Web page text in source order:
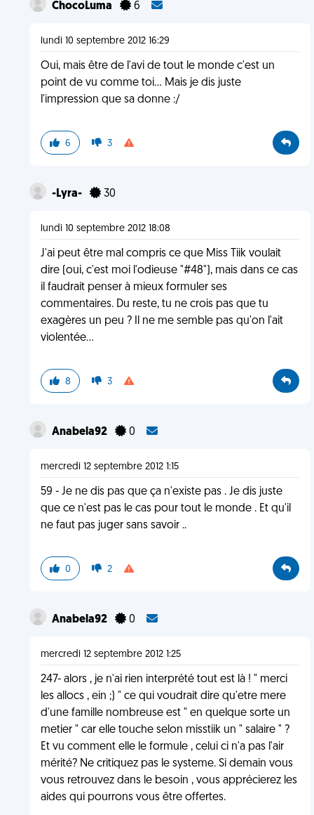
ChocoLuma 6
lundi 10 septembre 2012 16:29
Oui, mais être de l'avi de tout le monde c'est un
point de vu comme toi... Mais je dis juste
l'impression que sa donne :/
6 3
-Lyra- 30
lundi 10 septembre 2012 18:08
J'ai peut être mal compris ce que Miss Tiik voulait
dire (oui, c'est moi l'odieuse "#48"), mais dans ce cas
il faudrait penser à mieux formuler ses
commentaires. Du reste, tu ne crois pas que tu
exagères un peu ? Il ne me semble pas qu'on l'ait
violentée...
8 3
Anabela92 0
mercredi 12 septembre 2012 1:15
59 - Je ne dis pas que ça n'existe pas . Je dis juste
que ce n'est pas le cas pour tout le monde . Et qu'il
ne faut pas juger sans savoir ..
0 2
Anabela92 0
mercredi 12 septembre 2012 1:25
247- alors , je n'ai rien interprété tout est là ! " merci
les allocs , ein ;) " ce qui voudrait dire qu'etre mere
d'une famille nombreuse est " en quelque sorte un
metier " car elle touche selon misstiik un " salaire " ?
Et vu comment elle le formule , celui ci n'a pas l'air
mérité? Ne critiquez pas le systeme. Si demain vous
vous retrouvez dans le besoin , vous apprécierez les
aides qui pourrons vous être offertes.